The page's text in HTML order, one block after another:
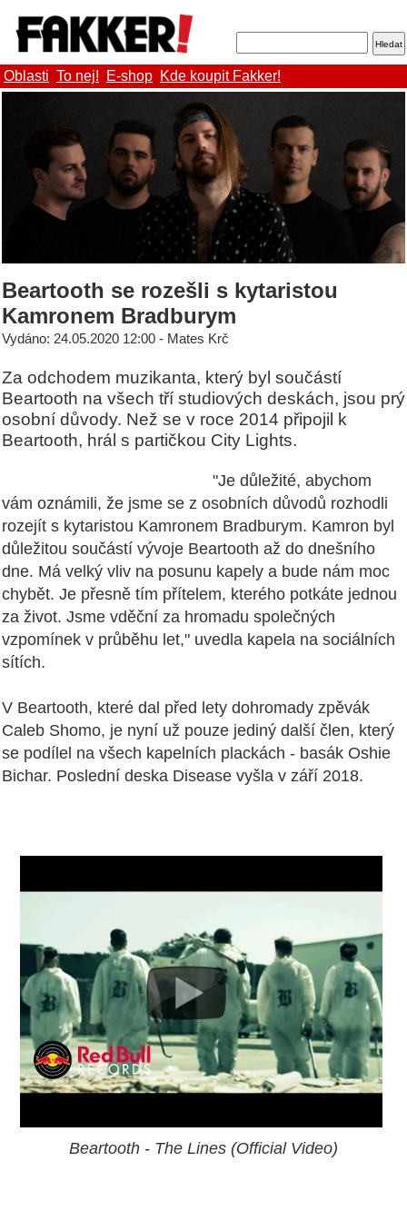
Oblasti To nej! E-shop Kde koupit Fakker!
Beartooth se rozešli s kytaristou
Kamronem Bradburym
Vydáno: 24.05.2020 12:00 - Mates Krč
Za odchodem muzikanta, který byl součástí
Beartooth na všech tří studiových deskách, jsou prý
osobní důvody. Než se v roce 2014 připojil k
Beartooth, hrál s partičkou City Lights.
"Je důležité, abychom
vám oznámili, že jsme se z osobních důvodů rozhodli
rozejít s kytaristou Kamronem Bradburym. Kamron byl
důležitou součástí vývoje Beartooth až do dnešního
dne. Má velký vliv na posunu kapely a bude nám moc
chybět. Je přesně tím přítelem, kterého potkáte jednou
za život. Jsme vděční za hromadu společných
vzpomínek v průběhu let," uvedla kapela na sociálních
sítích.
V Beartooth, které dal před lety dohromady zpěvák
Caleb Shomo, je nyní už pouze jediný další člen, který
se podílel na všech kapelních plackách - basák Oshie
Bichar. Poslední deska Disease vyšla v září 2018.
Beartooth - The Lines (Official Video)